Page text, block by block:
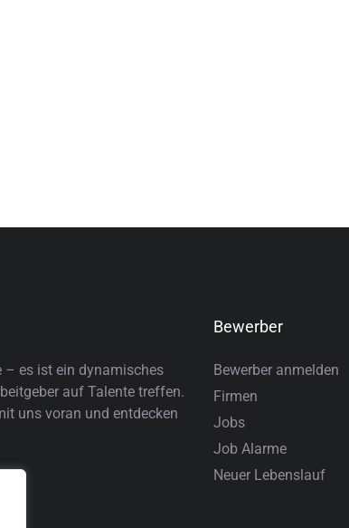
– es ist ein dynamisches
auf Talente treffen.
uns voran und entdecken
Bewerber
Bewerber anmelden
Firmen
Jobs
Job Alarme
Neuer Lebenslauf